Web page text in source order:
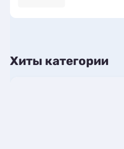
Хиты категории